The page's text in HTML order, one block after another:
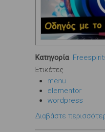
Κατηγορία
Ετικέτες
menu
elementor
wordpress
Διαβάστε